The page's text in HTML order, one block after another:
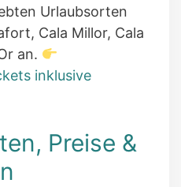
Urlaubsorten
Cala Millor, Cala
an.
inklusive
Preise &